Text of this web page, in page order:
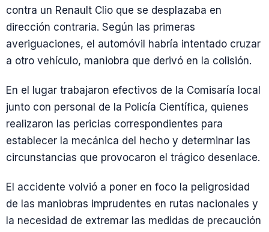
contra un Renault Clio que se desplazaba en
dirección contraria. Según las primeras
averiguaciones, el automóvil habría intentado cruzar
a otro vehículo, maniobra que derivó en la colisión.
En el lugar trabajaron efectivos de la Comisaría local
junto con personal de la Policía Científica, quienes
realizaron las pericias correspondientes para
establecer la mecánica del hecho y determinar las
circunstancias que provocaron el trágico desenlace.
El accidente volvió a poner en foco la peligrosidad
de las maniobras imprudentes en rutas nacionales y
la necesidad de extremar las medidas de precaución